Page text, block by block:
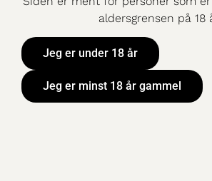
Chiles nasjonaldag – en dag
aldersgrensen på 18
Jeg er under 18 år
Jeg er minst 18 år gammel